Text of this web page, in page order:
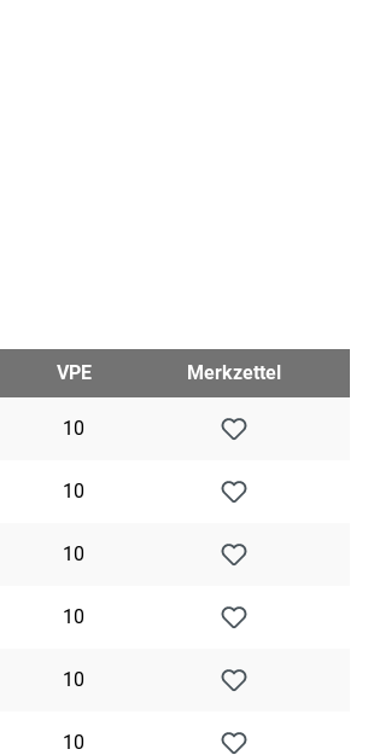
VPE Merkzettel
10
10
10
10
10
10